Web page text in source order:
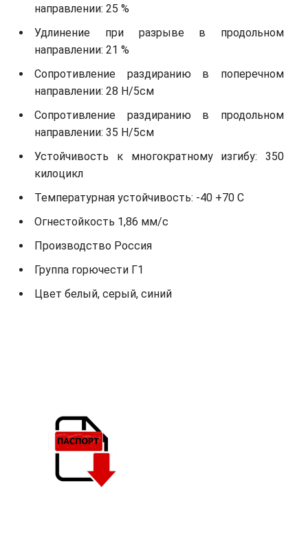
направлении: 25 %
Удлинение при разрыве в продольном
направлении: 21 %
Сопротивление раздиранию в поперечном
направлении: 28 Н/5см
Сопротивление раздиранию в продольном
направлении: 35 Н/5см
Устойчивость к многократному изгибу: 350
килоцикл
Температурная устойчивость: -40 +70 С
Огнестойкость 1,86 мм/с
Производство Россия
Группа горючести Г1
Цвет белый, серый, синий